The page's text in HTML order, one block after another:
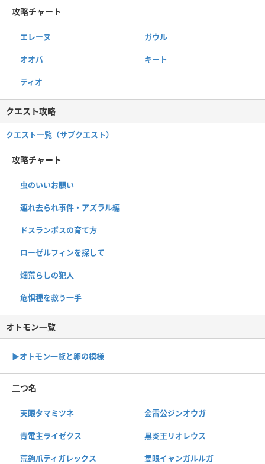
攻略チャート
エレーヌ ガウル
オオパ キート
ティオ
クエスト攻略
クエスト一覧（サブクエスト）
攻略チャート
虫のいいお願い
連れ去られ事件・アズラル編
ドスランポスの育て方
ローゼルフィンを探して
畑荒らしの犯人
危惧種を救う一手
オトモン一覧
▶︎オトモン一覧と卵の模様
二つ名
天眼タマミツネ 金雷公ジンオウガ
青電主ライゼクス 黒炎王リオレウス
荒鉤爪ティガレックス 隻眼イャンガルルガ